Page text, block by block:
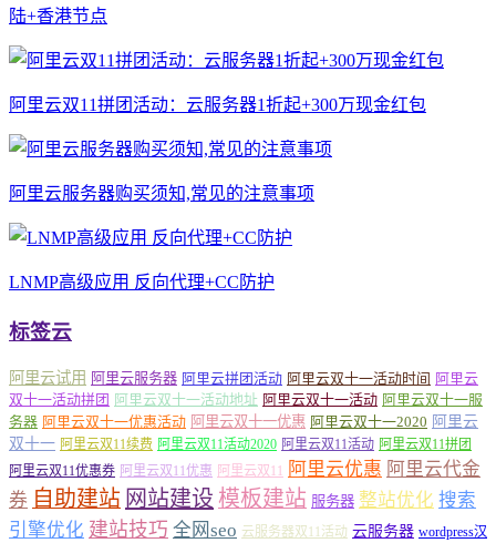
陆+香港节点
阿里云双11拼团活动：云服务器1折起+300万现金红包
阿里云服务器购买须知,常见的注意事项
LNMP高级应用 反向代理+CC防护
标签云
阿里云试用 阿里云服务器 阿里云拼团活动 阿里云双十一活动时间 阿里云
双十一活动拼团 阿里云双十一活动地址 阿里云双十一活动 阿里云双十一服
务器 阿里云双十一优惠活动 阿里云双十一优惠 阿里云双十一2020 阿里云
双十一 阿里云双11续费 阿里云双11活动2020 阿里云双11活动 阿里云双11拼团
阿里云双11优惠券 阿里云双11优惠 阿里云双11 阿里云优惠 阿里云代金
券 自助建站 网站建设 模板建站 服务器 整站优化 搜索
引擎优化 建站技巧 全网seo 云服务器双11活动 云服务器 wordpress汉